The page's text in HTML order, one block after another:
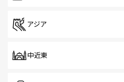
アジア
中近東